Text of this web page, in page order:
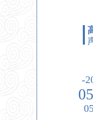
-